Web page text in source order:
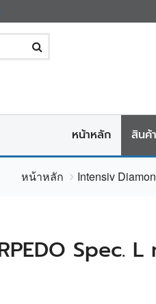
หน้าหลัก สินค้า
หน้าหลัก Intensiv
Spec.